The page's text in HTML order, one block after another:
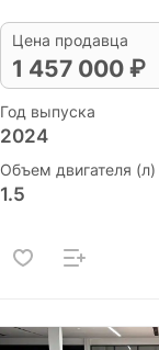
Цена продавца
1 457 000 ₽
Год выпуска
2024
Объем двигателя (л)
1.5